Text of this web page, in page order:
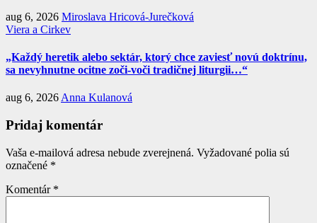
aug 6, 2026 Miroslava Hricová-Jurečková
Viera a Cirkev
„Každý heretik alebo sektár, ktorý chce zaviesť novú doktrínu,
sa nevyhnutne ocitne zoči-voči tradičnej liturgii…“
aug 6, 2026 Anna Kulanová
Pridaj komentár
Vaša e-mailová adresa nebude zverejnená. Vyžadované polia sú
označené *
Komentár *